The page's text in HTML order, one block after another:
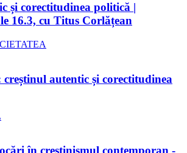
și corectitudinea politică |
16.3, cu Titus Corlățean
autentic și corectitudinea
în creștinismul contemporan -